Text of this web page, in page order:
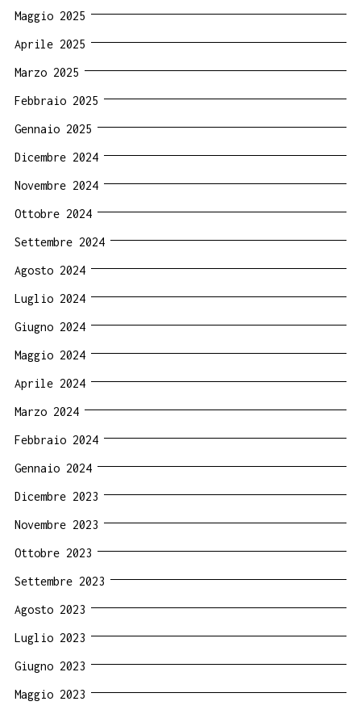
Maggio 2025
Aprile 2025
Marzo 2025
Febbraio 2025
Gennaio 2025
Dicembre 2024
Novembre 2024
Ottobre 2024
Settembre 2024
Agosto 2024
Luglio 2024
Giugno 2024
Maggio 2024
Aprile 2024
Marzo 2024
Febbraio 2024
Gennaio 2024
Dicembre 2023
Novembre 2023
Ottobre 2023
Settembre 2023
Agosto 2023
Luglio 2023
Giugno 2023
Maggio 2023